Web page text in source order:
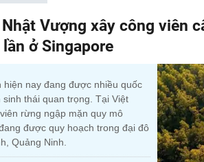
Vượng xây công viên
ở Singapore
hiện nay đang được nhiều quốc
sinh thái quan trọng. Tại Việt
rừng ngập mặn quy mô
được quy hoạch trong đại đô
Quảng Ninh.